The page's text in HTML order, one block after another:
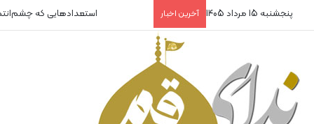
پنجشنبه 15 مرداد 1405 آخرین اخبار استعدادهایی که